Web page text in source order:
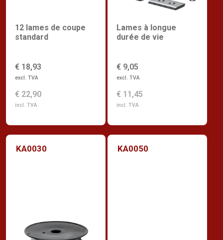
12 lames de coupe
standard
€ 18,93
excl. TVA
€ 22,90
incl. TVA
Lames à longue
durée de vie
€ 9,05
excl. TVA
€ 11,45
incl. TVA
KA0030 KA0050